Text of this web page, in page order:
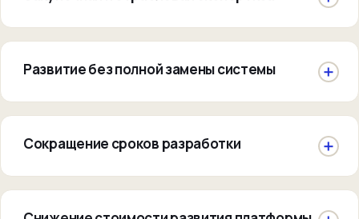
Развитие без полной замены системы
Сокращение сроков разработки